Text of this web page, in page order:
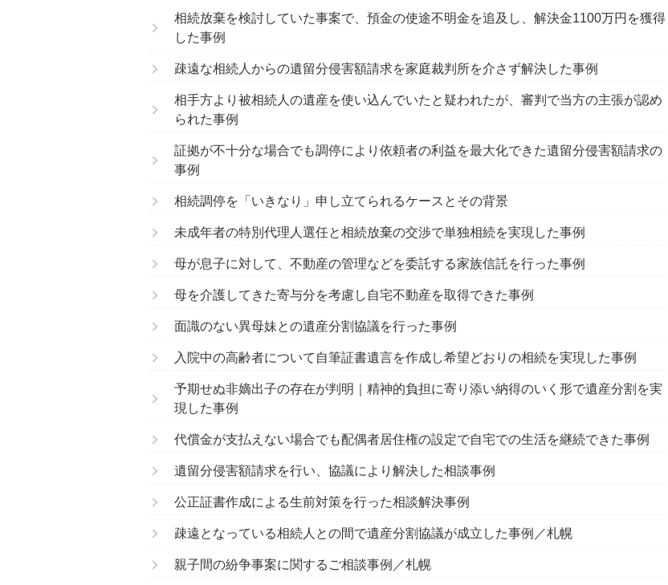
相続放棄を検討していた事案で、預金の使途不明金を追及し、解決金1100万円を獲得
した事例
疎遠な相続人からの遺留分侵害額請求を家庭裁判所を介さず解決した事例
相手方より被相続人の遺産を使い込んでいたと疑われたが、審判で当方の主張が認め
られた事例
証拠が不十分な場合でも調停により依頼者の利益を最大化できた遺留分侵害額請求の
事例
相続調停を「いきなり」申し立てられるケースとその背景
未成年者の特別代理人選任と相続放棄の交渉で単独相続を実現した事例
母が息子に対して、不動産の管理などを委託する家族信託を行った事例
母を介護してきた寄与分を考慮し自宅不動産を取得できた事例
面識のない異母妹との遺産分割協議を行った事例
入院中の高齢者について自筆証書遺言を作成し希望どおりの相続を実現した事例
予期せぬ非嫡出子の存在が判明｜精神的負担に寄り添い納得のいく形で遺産分割を実
現した事例
代償金が支払えない場合でも配偶者居住権の設定で自宅での生活を継続できた事例
遺留分侵害額請求を行い、協議により解決した相談事例
公正証書作成による生前対策を行った相談解決事例
疎遠となっている相続人との間で遺産分割協議が成立した事例／札幌
親子間の紛争事案に関するご相談事例／札幌